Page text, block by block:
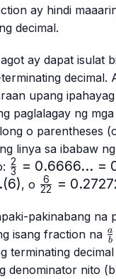
ay hindi
decimal.
ay dapat isulat
decimal.
upang
paglalagay ng
o parentheses
linya sa ibabaw
\frac{2}
{3}=0.6666...
= 0.(6)
3
2 = 0.6666... =
(6), o \frac{6}
= 0.(27)
22
6 =
pakinabang na
isang fraction na
b
a
terminating
denominator nito